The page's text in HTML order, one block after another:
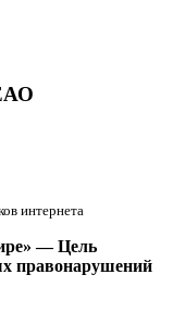
интернета
—Цель
правонарушений